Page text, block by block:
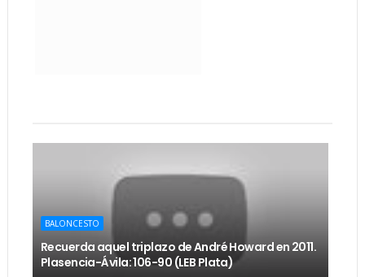
BALONCESTO
Recuerda aquel triplazo de André Howard en 2011.
Plasencia-Ávila: 106-90 (LEB Plata)